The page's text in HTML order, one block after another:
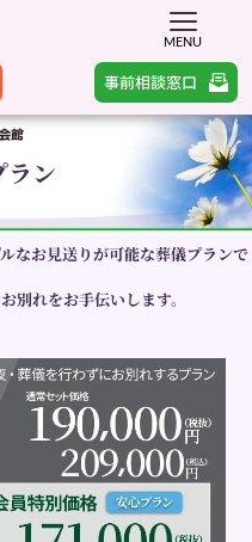
MENU
事前相談窓口
ラン
なお見送りが可能な葬儀プランで
別れをお手伝いします。